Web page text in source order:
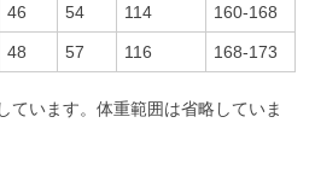
46 54 114 160-168
48 57 116 168-173
ています。体重範囲は省略していま